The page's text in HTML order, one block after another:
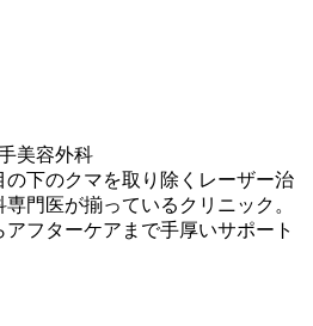
美容外科
の下のクマを取り除くレーザー治
門医が揃っているクリニック。
フターケアまで手厚いサポート